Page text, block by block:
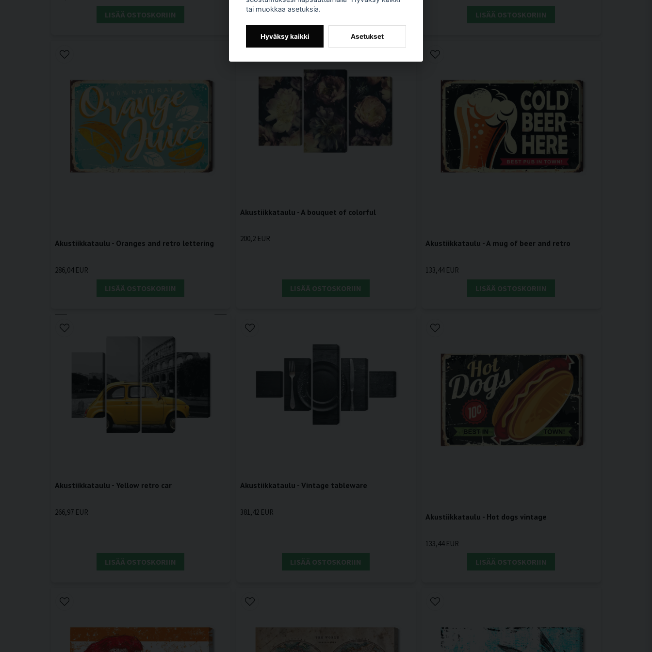
LISÄÄ OSTOSKORIIN LISÄÄ OSTOSKORIIN LISÄÄ OSTOSKORIIN
Akustiikkataulu - Oranges and retro lettering
286,04 EUR
LISÄÄ OSTOSKORIIN
Akustiikkataulu - A bouquet of colorful
200,2 EUR
LISÄÄ OSTOSKORIIN
Akustiikkataulu - A mug of beer and retro
133,44 EUR
LISÄÄ OSTOSKORIIN
Akustiikkataulu - Yellow retro car
266,97 EUR
LISÄÄ OSTOSKORIIN
Akustiikkataulu - Vintage tableware
381,42 EUR
LISÄÄ OSTOSKORIIN
Akustiikkataulu - Hot dogs vintage
133,44 EUR
LISÄÄ OSTOSKORIIN
tai muokkaa asetuksia.
Hyväksy kaikki Asetukset